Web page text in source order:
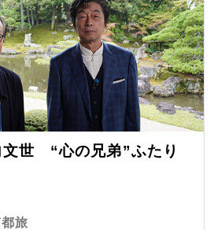
文世 “心の兄弟”ふたり
旅